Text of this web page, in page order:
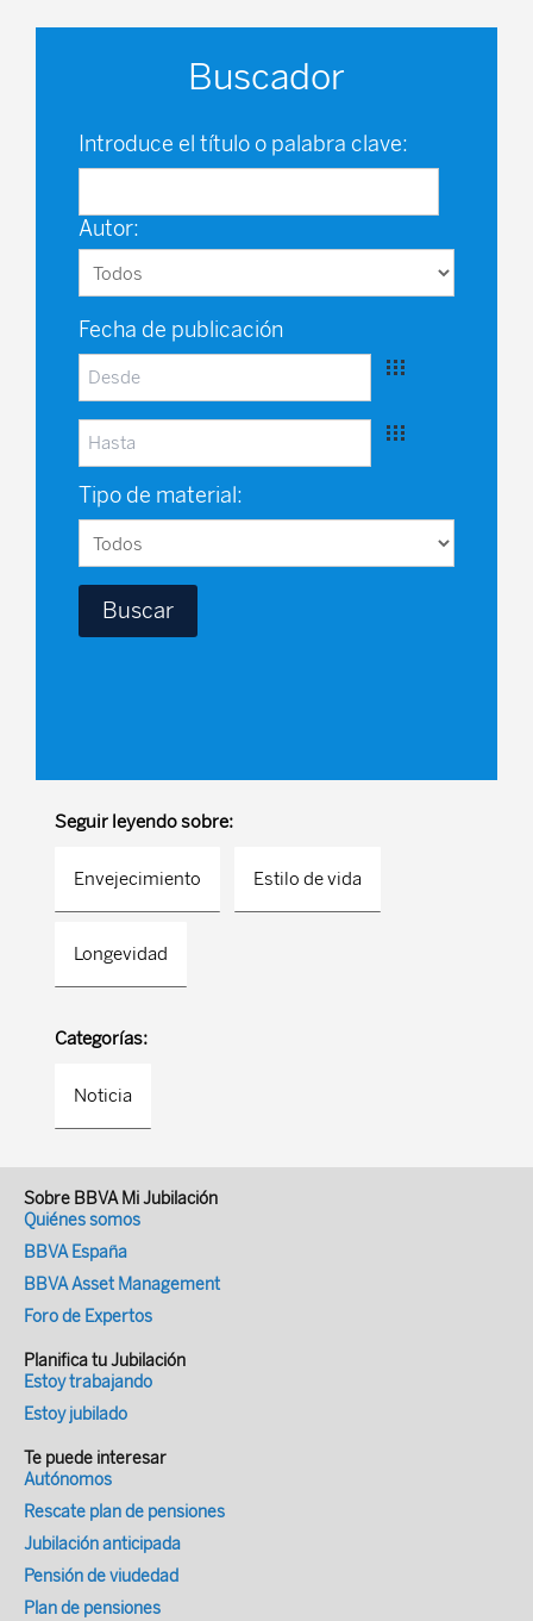
Buscador
Introduce el título o palabra clave:
Autor:
Fecha de publicación
Tipo de material:
Seguir leyendo sobre:
Envejecimiento Estilo de vida
Longevidad
Categorías:
Noticia
Sobre BBVA Mi Jubilación
Quiénes somos
BBVA España
BBVA Asset Management
Foro de Expertos
Planifica tu Jubilación
Estoy trabajando
Estoy jubilado
Te puede interesar
Autónomos
Rescate plan de pensiones
Jubilación anticipada
Pensión de viudedad
Plan de pensiones